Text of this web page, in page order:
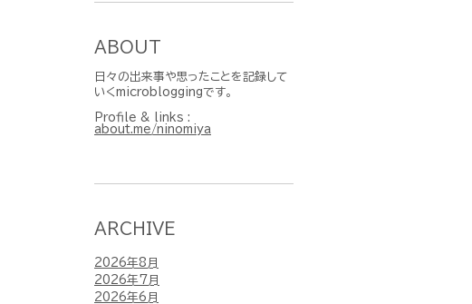
ABOUT
日々の出来事や思ったことを記録して
いくmicrobloggingです。
Profile & links :
about.me/ninomiya
ARCHIVE
2026年8月
2026年7月
2026年6月